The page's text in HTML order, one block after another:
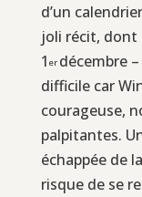
d’un
joli récit, dont
1 er décembre
difficile car
courageuse,
palpitantes.
échappée de
risque de se